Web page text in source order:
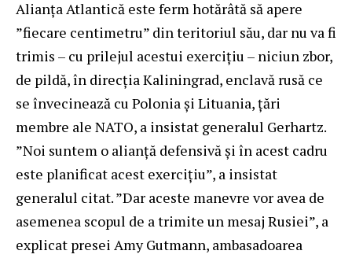
Alianța Atlantică este ferm hotărâtă să apere
”fiecare centimetru” din teritoriul său, dar nu va fi
trimis – cu prilejul acestui exercițiu – niciun zbor,
de pildă, în direcția Kaliningrad, enclavă rusă ce
se învecinează cu Polonia și Lituania, țări
membre ale NATO, a insistat generalul Gerhartz.
”Noi suntem o alianță defensivă și în acest cadru
este planificat acest exercițiu”, a insistat
generalul citat. ”Dar aceste manevre vor avea de
asemenea scopul de a trimite un mesaj Rusiei”, a
explicat presei Amy Gutmann, ambasadoarea